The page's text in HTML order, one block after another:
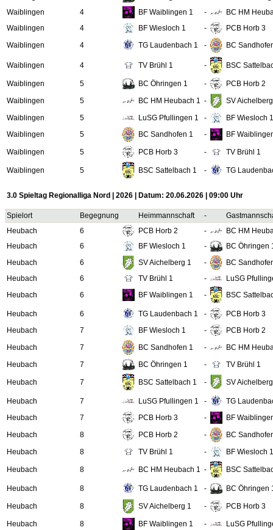
Waiblingen
4 BF Waiblingen 1 -
BC HM
Waiblingen
4 BF Wiesloch 1 -
PCB Horb 3
Waiblingen
4 TG Laudenbach 1 - BC
Waiblingen 4 TV Brühl 1 - BSC
Waiblingen 5 BC Öhringen 1 -
PCB Horb 2
Waiblingen
5 BC HM Heubach 1 -
SV
Waiblingen
5 LuSG Pfullingen 1 -
BF Wiesloch 1
Waiblingen
5 BC Sandhofen 1 - BF
Waiblingen 5 PCB Horb 3 - TV Brühl 1
Waiblingen 5 BSC Sattelbach 1 - TG
3.0 Spieltag Regionalliga Nord | 2026 | Datum: 20.06.2026 | 09:00 Uhr
Spielort Begegnung Heimmannschaft -
Heubach
6 PCB Horb 2 -
BC HM
Heubach
6 BF Wiesloch 1 -
BC Öhringen
Heubach
6 SV Aichelberg 1 -
BC
Heubach
6 TV Brühl 1 -
LuSG
Heubach
6 BF Waiblingen 1 - BSC
Heubach 6 TG Laudenbach 1 -
PCB Horb 3
Heubach
7 BF Wiesloch 1 -
PCB Horb 2
Heubach
7 BC Sandhofen 1 -
BC HM
Heubach
7 BC Öhringen 1 - TV Brühl 1
Heubach 7 BSC Sattelbach 1 - SV
Heubach 7 LuSG Pfullingen 1 -
TG
Heubach
7 PCB Horb 3 -
BF
Heubach
8 PCB Horb 2 -
BC
Heubach
8 TV Brühl 1 - BF Wiesloch 1
Heubach 8 BC HM Heubach 1 - BSC
Heubach 8 TG Laudenbach 1 - BC Öhringen
Heubach 8 SV Aichelberg 1 - PCB Horb 3
Heubach 8 BF Waiblingen 1 - LuSG